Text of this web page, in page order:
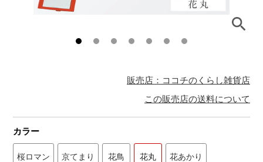
販売店：ココチのくらし雑貨店
この販売店の送料について
カラー
桜ロマン 京てまり 花鳥 花丸 花あかり